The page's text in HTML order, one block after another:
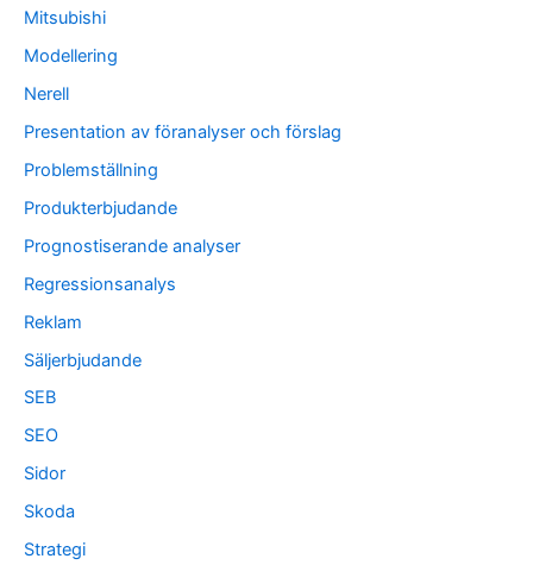
Mitsubishi
Modellering
Nerell
Presentation av föranalyser och förslag
Problemställning
Produkterbjudande
Prognostiserande analyser
Regressionsanalys
Reklam
Säljerbjudande
SEB
SEO
Sidor
Skoda
Strategi